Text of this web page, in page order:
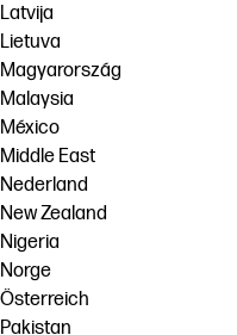
Latvija
Lietuva
Magyarország
Malaysia
México
Middle East
Nederland
New Zealand
Nigeria
Norge
Österreich
Pakistan